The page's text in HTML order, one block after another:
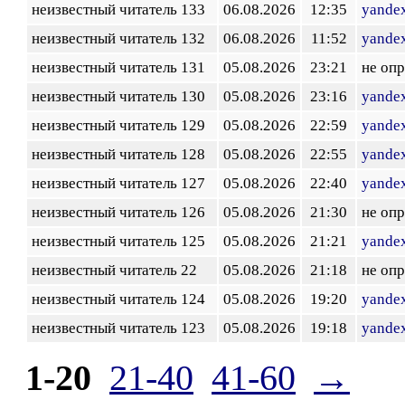
неизвестный читатель 133
06.08.2026 12:35
неизвестный читатель 132
06.08.2026 11:52
неизвестный читатель 131
05.08.2026 23:21
не
неизвестный читатель 130
05.08.2026 23:16
неизвестный читатель 129
05.08.2026 22:59
неизвестный читатель 128
05.08.2026 22:55
неизвестный читатель 127
05.08.2026 22:40
неизвестный читатель 126
05.08.2026 21:30
не
неизвестный читатель 125
05.08.2026 21:21
неизвестный читатель 22
05.08.2026 21:18
не
неизвестный читатель 124
05.08.2026 19:20
неизвестный читатель 123
05.08.2026 19:18
1-20 21-40 41-60
→